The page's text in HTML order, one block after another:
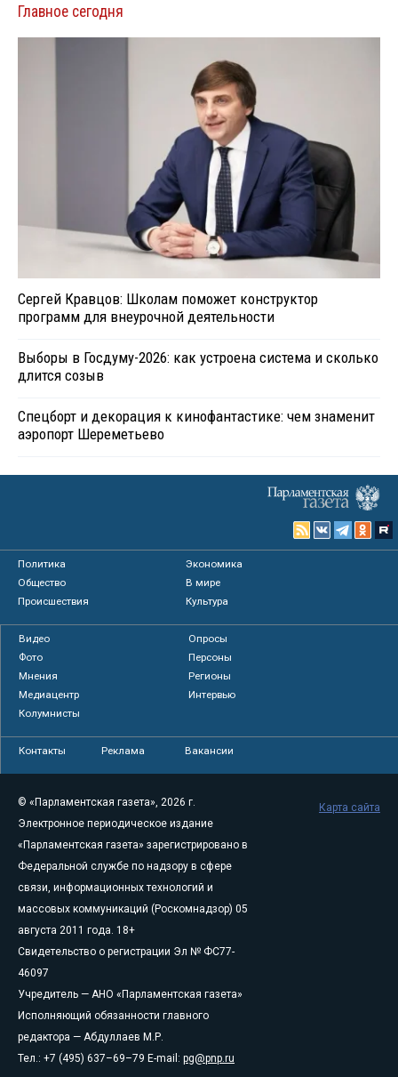
Главное сегодня
Сергей Кравцов: Школам поможет конструктор
программ для внеурочной деятельности
Выборы в Госдуму-2026: как устроена система и сколько
длится созыв
Спецборт и декорация к кинофантастике: чем знаменит
аэропорт Шереметьево
Политика
Экономика
Общество
В мире
Происшествия
Культура
Видео
Опросы
Фото
Персоны
Мнения
Регионы
Медиацентр
Интервью
Колумнисты
Контакты Реклама Вакансии
© «Парламентская газета», 2026 г.
Электронное периодическое издание
«Парламентская газета» зарегистрировано в
Федеральной службе по надзору в сфере
связи, информационных технологий и
массовых коммуникаций (Роскомнадзор) 05
августа 2011 года. 18+
Свидетельство о регистрации Эл № ФС77-
46097
Учредитель — АНО «Парламентская газета»
Исполняющий обязанности главного
редактора — Абдуллаев М.Р.
Тел.: +7 (495) 637–69–79 E-mail: pg@pnp.ru
Карта сайта